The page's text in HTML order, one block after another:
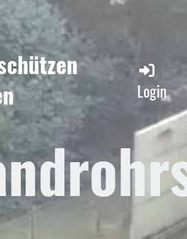
Login